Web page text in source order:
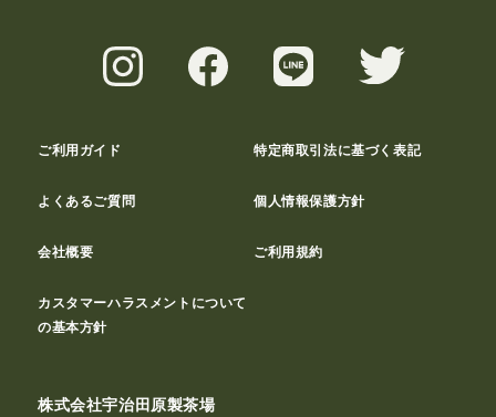
ご利用ガイド 特定商取引法に基づく表記
よくあるご質問 個人情報保護方針
会社概要 ご利用規約
カスタマーハラスメントについて
の基本方針
株式会社宇治田原製茶場